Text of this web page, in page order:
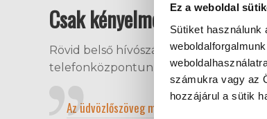
Ez a weboldal
Sütiket
számukra vagy az
hozzájárul a sütik
Csak kényelmesen,
Rövid belső hívószámokat
telefonközpontunk alapvetően 8
Az üdvözlőszöveg mindig az aktuális